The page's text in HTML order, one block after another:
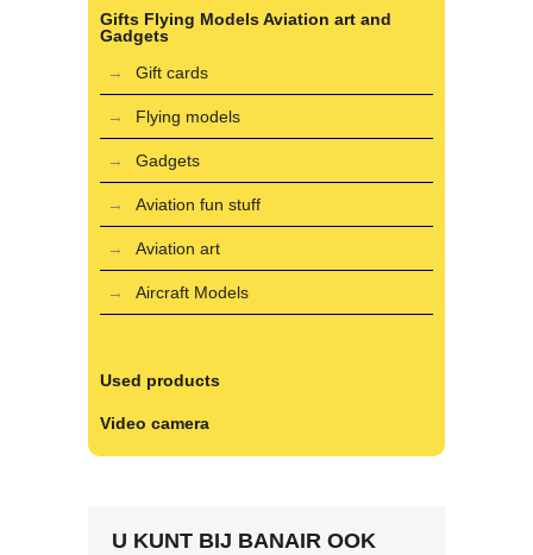
Gifts Flying Models Aviation art and
Gadgets
Gift cards
Flying models
Gadgets
Aviation fun stuff
Aviation art
Aircraft Models
Used products
Video camera
U KUNT BIJ BANAIR OOK